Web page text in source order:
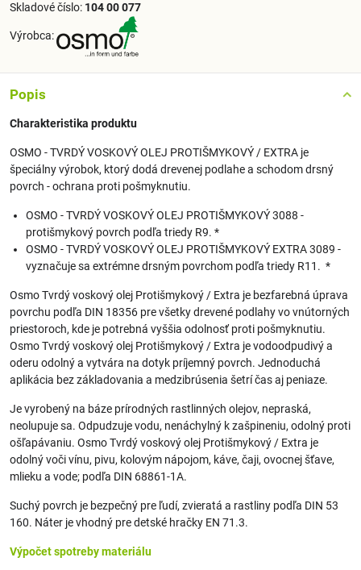
Skladové číslo: 104 00 077
Výrobca:
Popis
Charakteristika produktu
OSMO - TVRDÝ VOSKOVÝ OLEJ PROTIŠMYKOVÝ / EXTRA je
špeciálny výrobok, ktorý dodá drevenej podlahe a schodom drsný
povrch - ochrana proti pošmyknutiu.
OSMO - TVRDÝ VOSKOVÝ OLEJ PROTIŠMYKOVÝ 3088 -
protišmykový povrch podľa triedy R9. *
OSMO - TVRDÝ VOSKOVÝ OLEJ PROTIŠMYKOVÝ EXTRA 3089 -
vyznačuje sa extrémne drsným povrchom podľa triedy R11. *
Osmo Tvrdý voskový olej Protišmykový / Extra je bezfarebná úprava
povrchu podľa DIN 18356 pre všetky drevené podlahy vo vnútorných
priestoroch, kde je potrebná vyššia odolnosť proti pošmyknutiu.
Osmo Tvrdý voskový olej Protišmykový / Extra je vodoodpudivý a
oderu odolný a vytvára na dotyk príjemný povrch. Jednoduchá
aplikácia bez základovania a medzibrúsenia šetrí čas aj peniaze.
Je vyrobený na báze prírodných rastlinných olejov, nepraská,
neolupuje sa. Odpudzuje vodu, nenáchylný k zašpineniu, odolný proti
ošľapávaniu. Osmo Tvrdý voskový olej Protišmykový / Extra je
odolný voči vínu, pivu, kolovým nápojom, káve, čaji, ovocnej šťave,
mlieku a vode; podľa DIN 68861-1A.
Suchý povrch je bezpečný pre ľudí, zvieratá a rastliny podľa DIN 53
160. Náter je vhodný pre detské hračky EN 71.3.
Výpočet spotreby materiálu